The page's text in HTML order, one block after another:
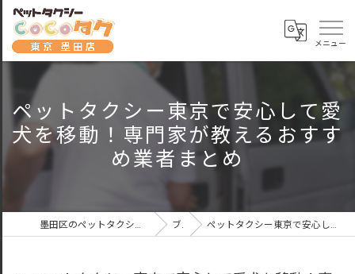
ペットタクシー東京で安心して愛
犬を移動！専門家が教えるおすす
め業者まとめ
墨田区のペットタクシーならペットタクシーCoCoタク東京墨田店 ブログ ペットタクシー東京で安心して愛犬を移動！専門家が教えるおすすめ業者まとめ